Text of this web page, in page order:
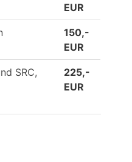
EUR
150,-
EUR
SRC,
225,-
EUR